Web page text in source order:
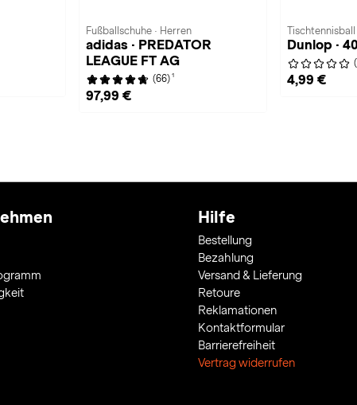
Fußballschuhe · Herren
adidas · PREDATOR
LEAGUE FT AG
(66) 1
97,99 €
Tischtennisball
Dunlop ·
4,99 €
Hilfe
Bestellung
Bezahlung
Versand & Lieferung
Retoure
Reklamationen
Kontaktformular
Barrierefreiheit
Vertrag widerrufen